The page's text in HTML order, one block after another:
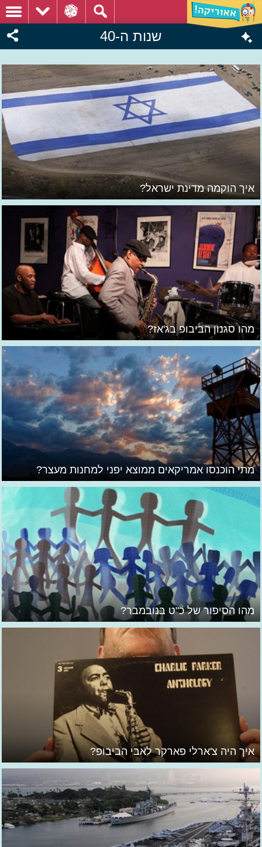
שנות ה-40
איך הוקמה מדינת ישראל?
מהו סגנון הביבופ בג'אז?
מתי הוכנסו אמריקאים ממוצא יפני למחנות מעצר?
מהו הסיפור של כ"ט בנובמבר?
איך היה צ'ארלי פארקר לאבי הביבופ?